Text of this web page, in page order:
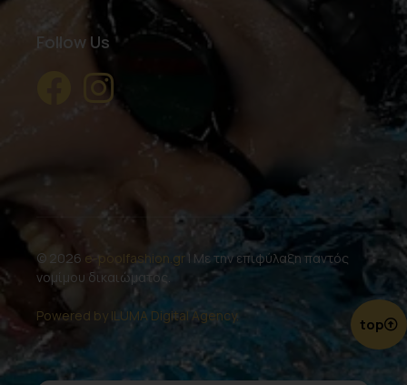
Follow Us
© 2026 e-poolfashion.gr | Με την επιφύλαξη παντός
νομίμου δικαιώματος.
Powered by ILUMA Digital Agency. top